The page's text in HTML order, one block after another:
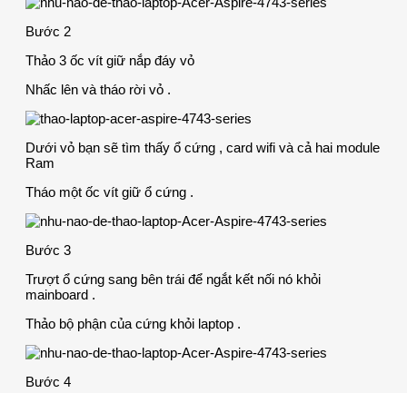
Bước 2
Thảo 3 ốc vít giữ nắp đáy vỏ
Nhấc lên và tháo rời vỏ .
Dưới vỏ bạn sẽ tìm thấy ổ cứng , card wifi và cả hai module
Ram
Tháo một ốc vít giữ ổ cứng .
Bước 3
Trượt ổ cứng sang bên trái để ngắt kết nối nó khỏi
mainboard .
Thảo bộ phận của cứng khỏi laptop .
Bước 4